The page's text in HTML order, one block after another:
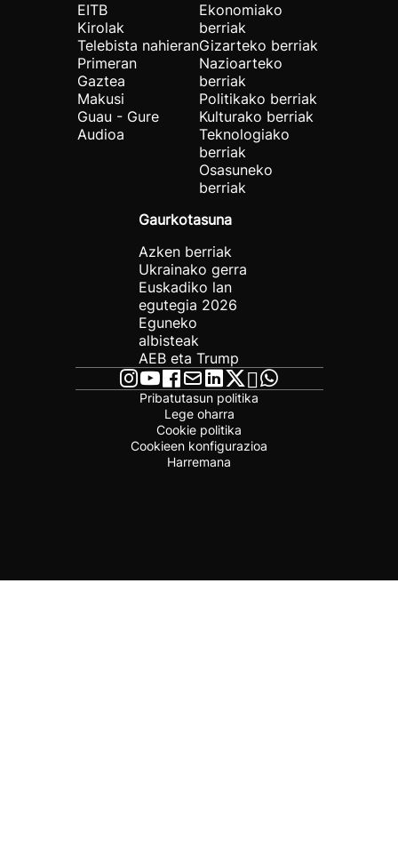
EITB
Kirolak
Telebista nahieran
Primeran
Gaztea
Makusi
Guau - Gure
Audioa
Ekonomiako
berriak
Gizarteko berriak
Nazioarteko
berriak
Politikako berriak
Kulturako berriak
Teknologiako
berriak
Osasuneko
berriak
Gaurkotasuna
Azken berriak
Ukrainako gerra
Euskadiko lan
egutegia 2026
Eguneko
albisteak
AEB eta Trump
Pribatutasun politika
Lege oharra
Cookie politika
Cookieen konfigurazioa
Harremana